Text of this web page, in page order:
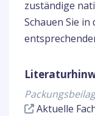
zuständige
Schauen Sie
Aktuelle